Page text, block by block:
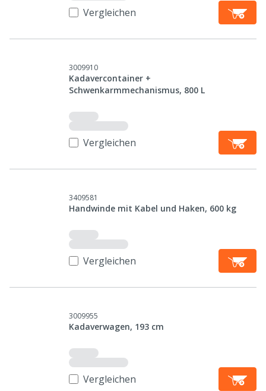
Vergleichen
3009910
Kadavercontainer +
Schwenkarmmechanismus, 800 L
Vergleichen
3409581
Handwinde mit Kabel und Haken, 600 kg
Vergleichen
3009955
Kadaverwagen, 193 cm
Vergleichen